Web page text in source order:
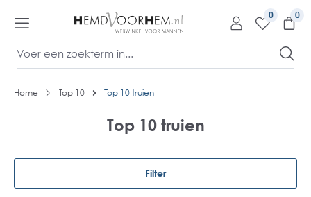
0
Home Top 10 Top 10 truien
Top 10 truien
Filter